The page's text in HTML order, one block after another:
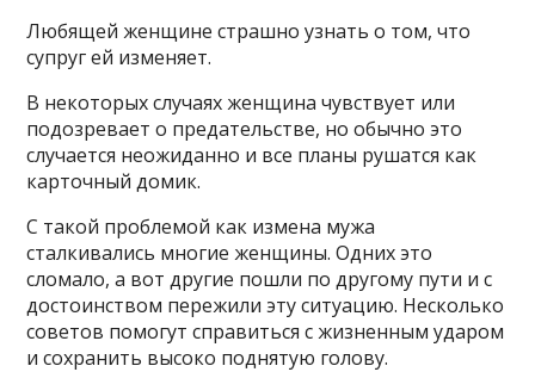
Любящей женщине страшно узнать о том, что
супруг ей изменяет.
В некоторых случаях женщина чувствует или
подозревает о предательстве, но обычно это
случается неожиданно и все планы рушатся как
карточный домик.
С такой проблемой как измена мужа
сталкивались многие женщины. Одних это
сломало, а вот другие пошли по другому пути и с
достоинством пережили эту ситуацию. Несколько
советов помогут справиться с жизненным ударом
и сохранить высоко поднятую голову.